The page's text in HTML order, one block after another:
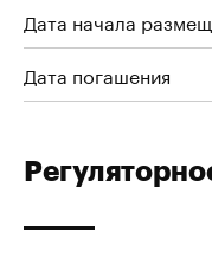
Дата начала
Дата погашения